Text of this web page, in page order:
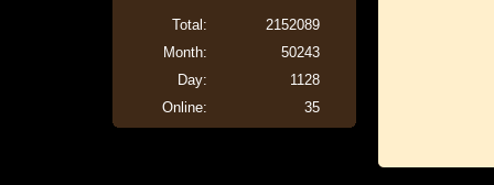
Online: 35
Total:
2152089
Month:
50243
Day:
1128